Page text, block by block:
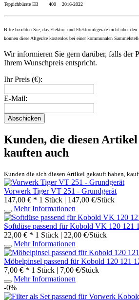
Teppichbürste EB 400 2016-2022
Bitte beachten Sie, das Elektro- und Elektronikgeräte nicht über
können diese Altgeräte kostenlos bei einer kommunalen
Wir informieren Sie gern darüber, falls der
Ihrem Wunschpreis entspricht.
Ihr Preis (€):
E-Mail:
Abschicken
Kunden, die diesen
kauften auch
Kunden die sich diesen Artikel gekauft haben,
Vorwerk Tiger VT 251 - Grundgerät
147,00 € * 1 Stück | 147,00 €/Stück
Mehr Informationen
Softdüse passend für Kobold VK 120 121
22,00 € * 1 Stück | 22,00 €/Stück
Mehr Informationen
Möbelpinsel passend für Kobold 120 121
7,00 € * 1 Stück | 7,00 €/Stück
Mehr Informationen
-0%